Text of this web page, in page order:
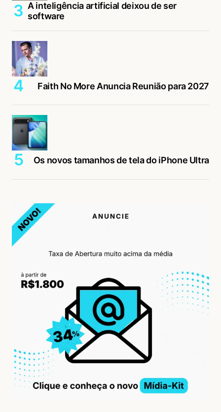
A inteligência artificial deixou de ser
software
Faith No More Anuncia Reunião para 2027
Os novos tamanhos de tela do iPhone Ultra